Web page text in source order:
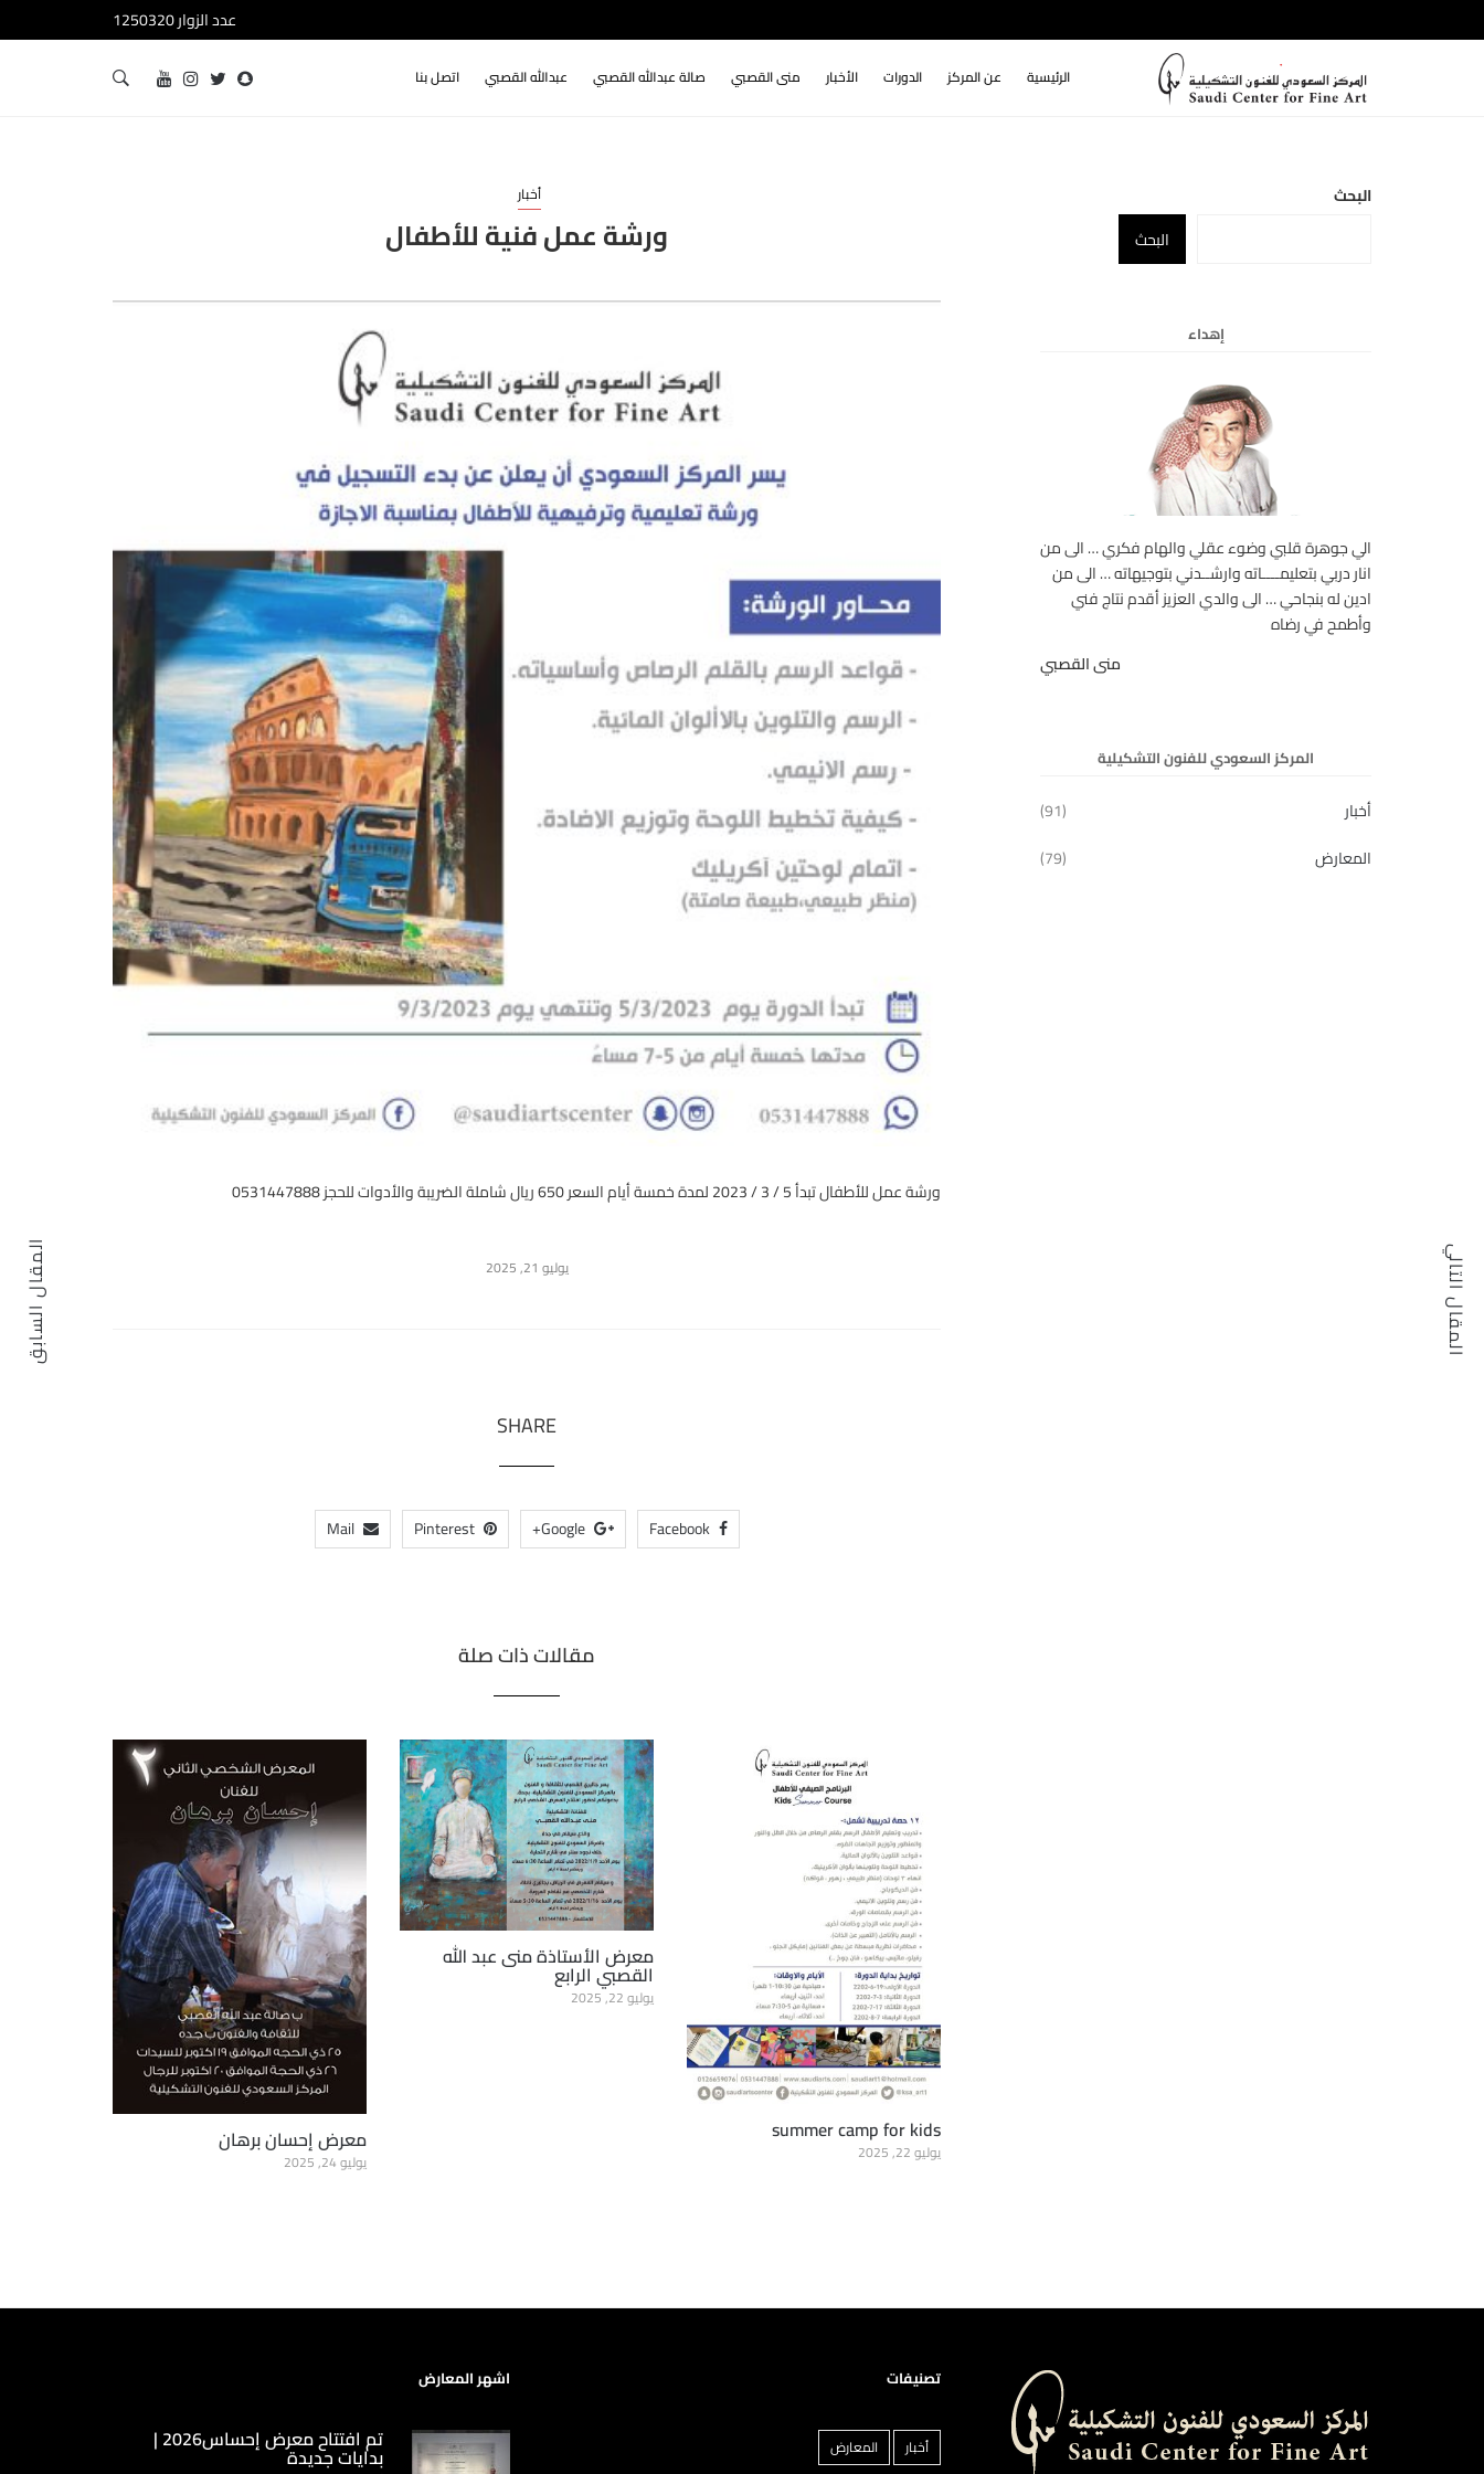
عدد الزوار 1250320
الرئيسية عن المركز الدورات الأخبار منى القصبي صالة عبدالله القصبي عبدالله القصبي اتصل بنا
أخبار
ورشة عمل فنية للأطفال
ورشة عمل للأطفال تبدأ 5 / 3 / 2023 لمدة خمسة أيام السعر 650 ريال شاملة الضريبة والأدوات للحجز 0531447888
يوليو 21, 2025
SHARE
Facebook
Google+
Pinterest
Mail
المقال السابق المقال التالي
مقالات ذات صلة
معرض إحسان برهان
يوليو 24, 2025
معرض الأستاذة منى عبد الله
القصبي الرابع
يوليو 22, 2025
summer camp for kids
يوليو 22, 2025
البحث
البحث
إهداء
الي جوهرة قلبي وضوء عقلي والهام فكري … الى من
انار دربي بتعليمــــاته وارشــدني بتوجيهاته … الى من
ادين له بنجاحي … الى والدي العزيز أقدم نتاج فني
وأطمح في رضاه
منى القصبي
المركز السعودي للفنون التشكيلية
أخبار
(91)
المعارض
(79)
اشهر المعارض
تم افتتاح معرض إحساس2026 |
بدايات جديدة
تصنيفات
أخبار المعارض